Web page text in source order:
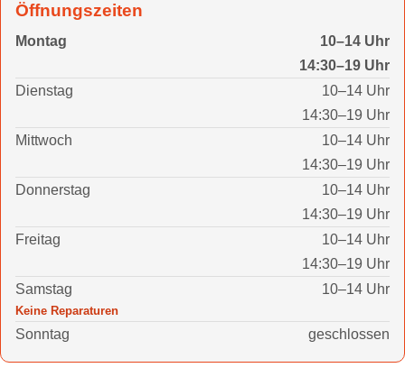
Öffnungszeiten
Montag
10–14 Uhr
14:30–19 Uhr
Dienstag
10–14 Uhr
14:30–19 Uhr
Mittwoch
10–14 Uhr
14:30–19 Uhr
Donnerstag
10–14 Uhr
14:30–19 Uhr
Freitag
10–14 Uhr
14:30–19 Uhr
Samstag
10–14 Uhr
Keine Reparaturen
Sonntag geschlossen